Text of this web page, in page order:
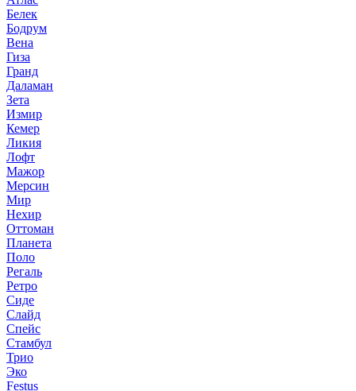
Белек
Бодрум
Вена
Гиза
Гранд
Даламан
Зета
Измир
Кемер
Ликия
Лофт
Мажор
Мерсин
Мир
Нехир
Оттоман
Планета
Поло
Регаль
Ретро
Сиде
Слайд
Спейс
Стамбул
Трио
Эко
Festus